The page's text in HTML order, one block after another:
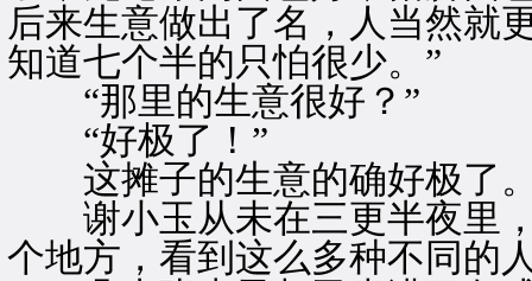
后来生意做出了名，人当然就
知道七个半的只怕很少。”
“那里的生意很好？”
“好极了！”
这摊子的生意的确好极了
谢小玉从未在三更半夜里，
个地方，看到这么多种不同的